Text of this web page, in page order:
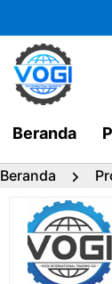
ke
konten
Beranda
Beranda